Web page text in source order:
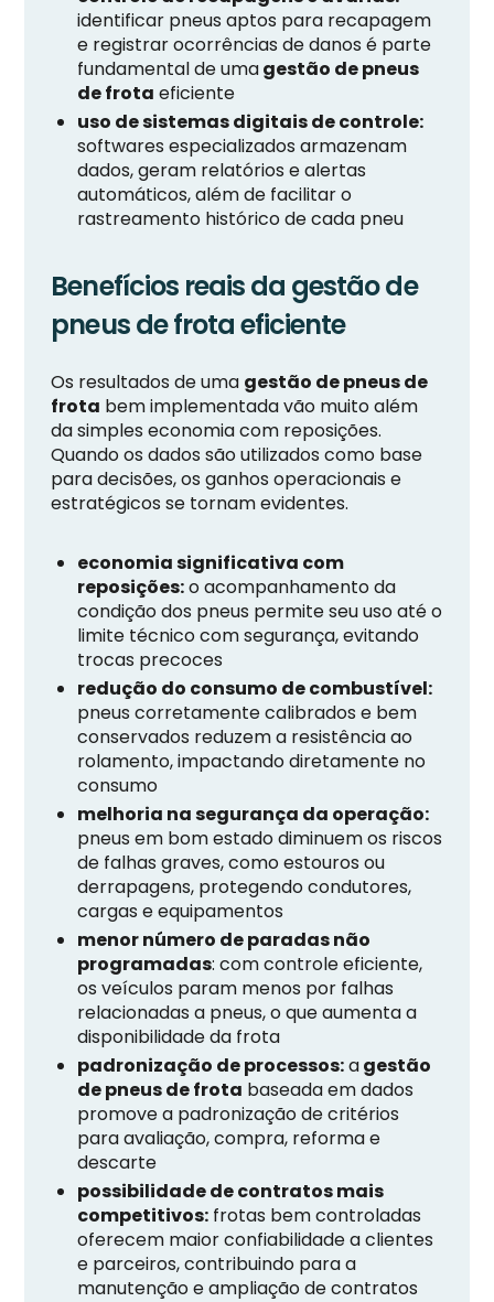
identificar pneus aptos para recapagem
e registrar ocorrências de danos é parte
fundamental de umagestão de pneus
de frota eficiente
uso de sistemas digitais de controle:
softwares especializados armazenam
dados, geram relatórios e alertas
automáticos, além de facilitar o
rastreamento histórico de cada pneu
Benefícios reais da gestão de
pneus de frota eficiente
Os resultados de uma gestão de pneus de
frota bem implementada vão muito além
da simples economia com reposições.
Quando os dados são utilizados como base
para decisões, os ganhos operacionais e
estratégicos se tornam evidentes.
economia significativa com
reposições:o acompanhamento da
condição dos pneus permite seu uso até o
limite técnico com segurança, evitando
trocas precoces
redução do consumo de combustível:
pneus corretamente calibrados e bem
conservados reduzem a resistência ao
rolamento, impactando diretamente no
consumo
melhoria na segurança da operação:
pneus em bom estado diminuem os riscos
de falhas graves, como estouros ou
derrapagens, protegendo condutores,
cargas e equipamentos
menor número de paradas não
programadas: com controle eficiente,
os veículos param menos por falhas
relacionadas a pneus, o que aumenta a
disponibilidade da frota
padronização de processos:agestão
de pneus de frota baseada em dados
promove a padronização de critérios
para avaliação, compra, reforma e
descarte
possibilidade de contratos mais
competitivos: frotas bem controladas
oferecem maior confiabilidade a clientes
e parceiros, contribuindo para a
manutenção e ampliação de contratos